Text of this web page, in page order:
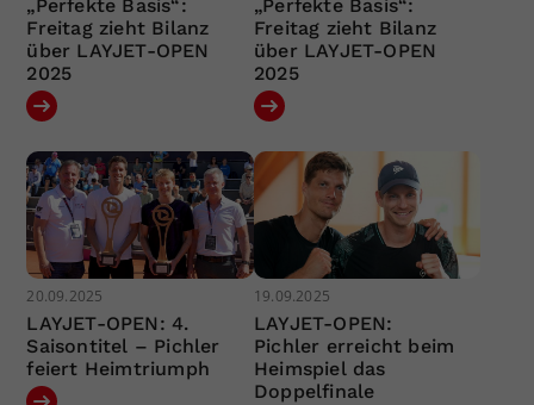
„Perfekte Basis“:
Freitag zieht Bilanz
über LAYJET-OPEN
2025
„Perfekte Basis“:
Freitag zieht Bilanz
über LAYJET-OPEN
2025
20.09.2025
LAYJET-OPEN: 4.
Saisontitel – Pichler
feiert Heimtriumph
19.09.2025
LAYJET-OPEN:
Pichler erreicht beim
Heimspiel das
Doppelfinale